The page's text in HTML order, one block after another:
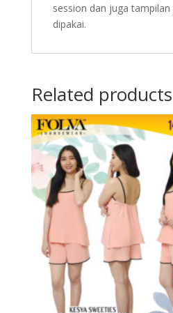
session dan juga
dipakai.
Related products